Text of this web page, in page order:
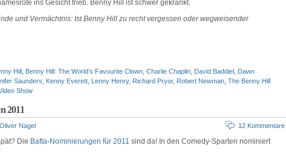
ins Gesicht trieb. Benny Hill ist schwer gekränkt.
und Vermächtnis: Ist Benny Hill zu recht vergessen oder wegweisender
Hill Benny Hill: The World’s Favourite Clown Charlie Chaplin David Baddiel Dawn
Saunders Kenny Everett Lenny Henry, Richard Pryor, Robert Newman The Benny Hill
Show
2011
Oliver Nagel 12 Kommentare
Die Bafta-Nominierungen für 2011 sind da! In den Comedy-Sparten nominiert